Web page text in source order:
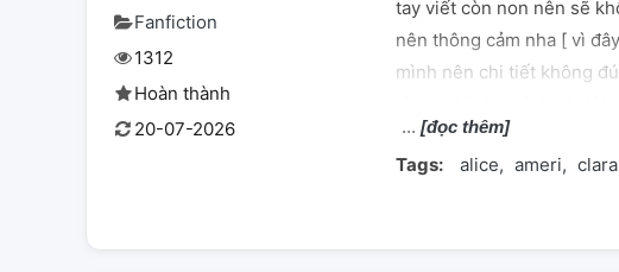
Fanfiction
1312
Hoàn thành
20-07-2026
tay viết còn non nên sẽ
nên thông cảm nha [ vì
mình nên chi tiết không
Mairimashita! Iruma-Kun:
bạn thấy hay nhớ giới
[đọc thêm]
Tags: alice ameri clara